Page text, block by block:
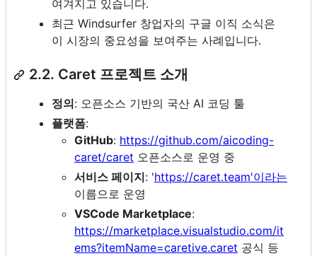
여겨지고 있습니다.
최근 Windsurfer 창업자의 구글 이직 소식은
이 시장의 중요성을 보여주는 사례입니다.
2.2. Caret 프로젝트 소개
정의: 오픈소스 기반의 국산 AI 코딩 툴
플랫폼:
GitHub: https://github.com/aicoding-
caret/caret 오픈소스로 운영 중
서비스 페이지: 'https://caret.team'이라는
이름으로 운영
VSCode Marketplace:
https://marketplace.visualstudio.com/it
ems?itemName=caretive.caret 공식 등